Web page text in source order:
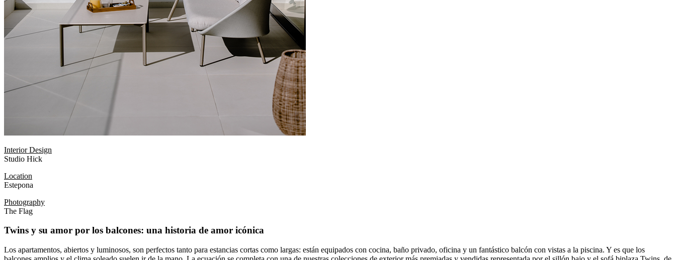
Interior Design
Studio Hick
Location
Estepona
Photography
The Flag
Twins y su amor por los balcones: una historia de amor icónica
Los apartamentos, abiertos y luminosos, son perfectos tanto para estancias cortas como largas: están equipados con cocina, baño privado, oficina y un fantástico balcón con vistas a la piscina. Y es que los